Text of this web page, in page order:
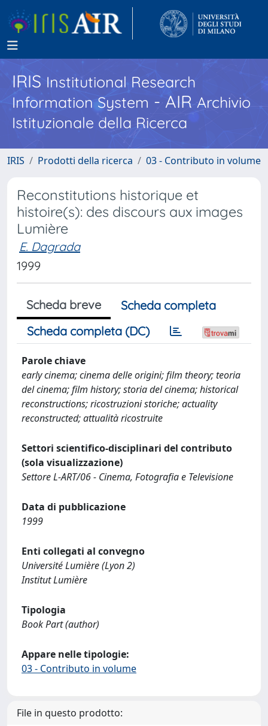
IRISInstitutional Research
Information System - AIR Archivio
Istituzionale della Ricerca
IRIS Prodotti della ricerca 03 - Contributo in volume
Reconstitutions historique et
histoire(s): des discours aux images
Lumière
E. Dagrada
1999
Scheda breve
Scheda completa
Scheda completa (DC)
Parole chiave
early cinema; cinema delle origini; film theory; teoria
del cinema; film history; storia del cinema; historical
reconstructions; ricostruzioni storiche; actuality
reconstructed; attualità ricostruite
Settori scientifico-disciplinari del contributo
(sola visualizzazione)
Settore L-ART/06 - Cinema, Fotografia e Televisione
Data di pubblicazione
1999
Enti collegati al convegno
Université Lumière (Lyon 2)
Institut Lumière
Tipologia
Book Part (author)
Appare nelle tipologie:
03 - Contributo in volume
File in questo prodotto: